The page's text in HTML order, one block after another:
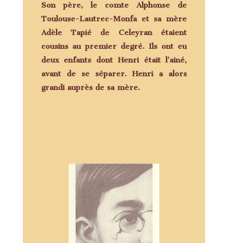
Son père, le comte Alphonse de
Toulouse-Lautrec-Monfa et sa mère
Adèle Tapié de Celeyran étaient
cousins au premier degré. Ils ont eu
deux enfants dont Henri était l’ainé,
avant de se séparer. Henri a alors
grandi auprès de sa mère.